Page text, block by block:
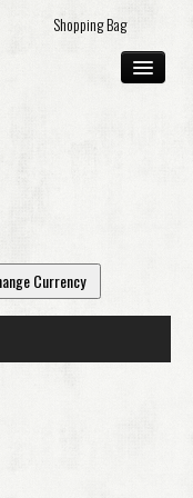
Shopping Bag